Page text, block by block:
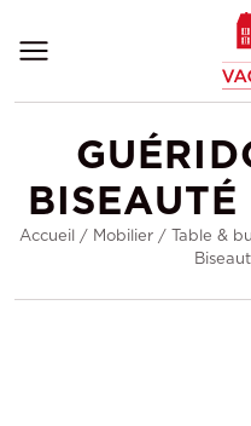
Accueil / Mobilier/ Table &